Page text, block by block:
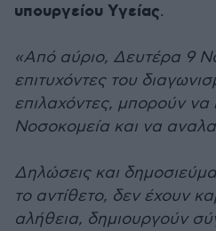
υπουργείου Υγείας.
«Από αύριο, Δευτέρα 9
επιτυχόντες του
επιλαχόντες, μπορούν να
Νοσοκομεία και να
Δηλώσεις και
το αντίθετο, δεν έχουν
αλήθεια, δημιουργούν